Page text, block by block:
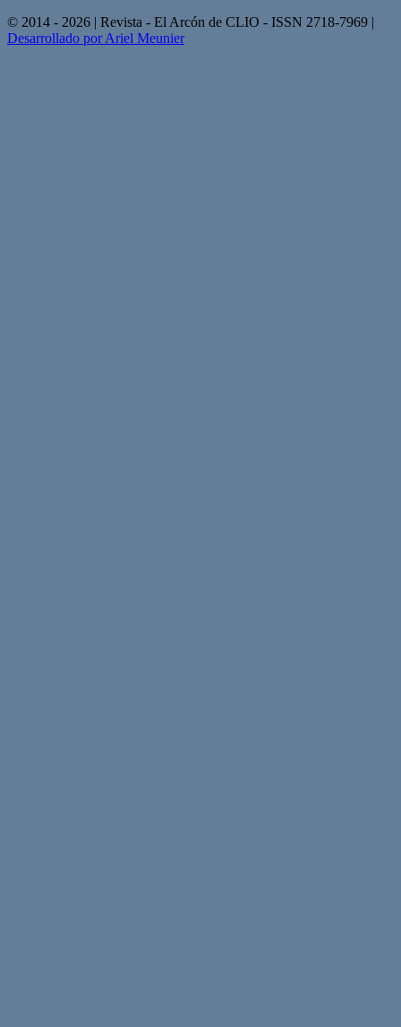
© 2014 - 2026 | Revista - El Arcón de CLIO - ISSN 2718-7969 |
Desarrollado por Ariel Meunier